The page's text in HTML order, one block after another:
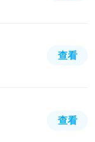
查看
查看